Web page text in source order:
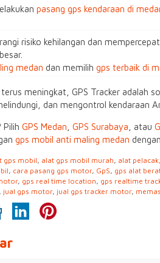
pasang gps kendaraan di
risiko kehilangan dan
medan dan memilih gps terbaik di
meningkat, GPS Tracker adalah
dan mengontrol kendaraan
Pilih GPS Medan GPS Surabaya , atau
gps mobil anti maling medan
gps mobil, alat gps mobil murah, alat pelacak,
, cara pasang gps motor, GpS, gps alat
, gps real time location, gps realtime
, jual gps motor, jual gps tracker motor,